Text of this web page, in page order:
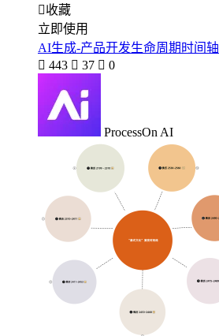
收藏
立即使用
AI生成-产品开发生命周期时间轴
 443  37  0
ProcessOn AI